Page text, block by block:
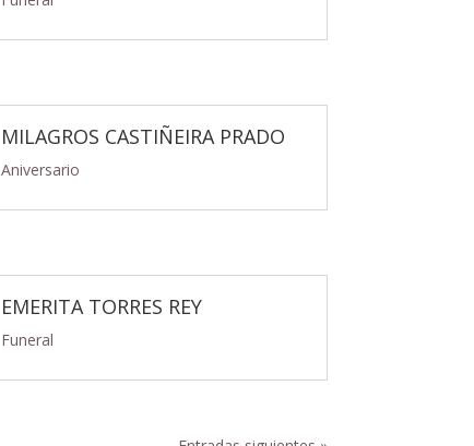
MILAGROS CASTIÑEIRA PRADO
Aniversario
EMERITA TORRES REY
Funeral